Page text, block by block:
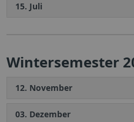
15. Juli
Wintersemester
12. November
03. Dezember